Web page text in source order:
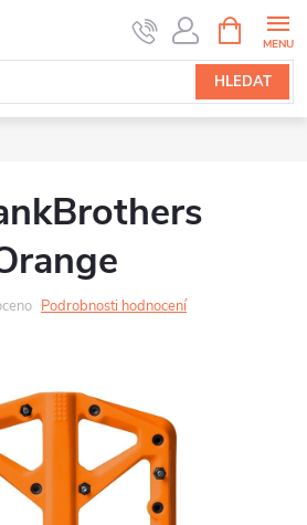
HLEDAT
NÁKUPNÍ
KOŠÍK
Podrobnosti hodnocení